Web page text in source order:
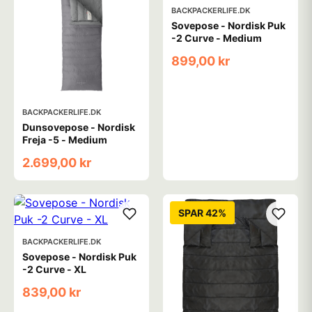
BACKPACKERLIFE.DK
Dunsovepose - Nordisk
Freja -5 - Medium
2.699,00 kr
BACKPACKERLIFE.DK
Sovepose - Nordisk Puk
-2 Curve - Medium
899,00 kr
BACKPACKERLIFE.DK
Sovepose - Nordisk Puk
-2 Curve - XL
839,00 kr
SPAR 42%